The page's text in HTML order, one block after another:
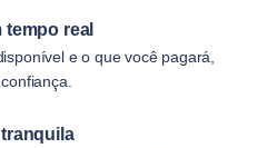
real
e o que você pagará,